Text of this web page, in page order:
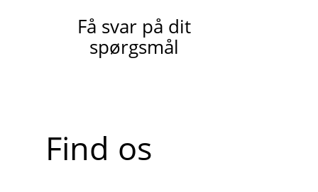
Få svar på dit
spørgsmål
Find os